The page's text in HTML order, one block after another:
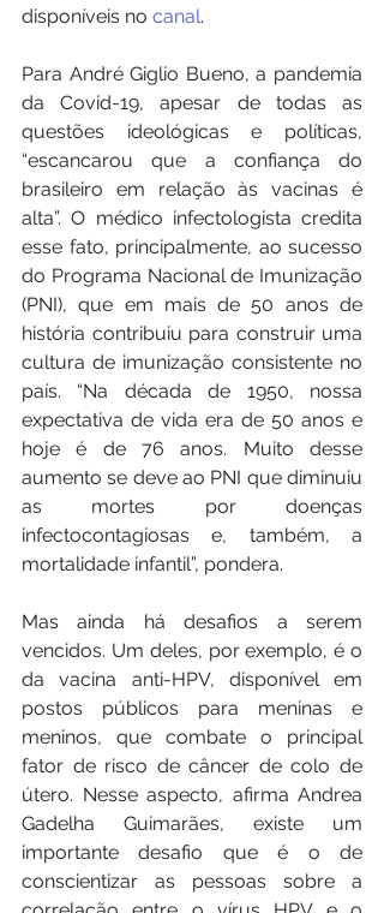
disponíveis no canal.
Para André Giglio Bueno, a pandemia
da Covid-19, apesar de todas as
questões ideológicas e políticas,
“escancarou que a confiança do
brasileiro em relação às vacinas é
alta”. O médico infectologista credita
esse fato, principalmente, ao sucesso
do Programa Nacional de Imunização
(PNI), que em mais de 50 anos de
história contribuiu para construir uma
cultura de imunização consistente no
país. “Na década de 1950, nossa
expectativa de vida era de 50 anos e
hoje é de 76 anos. Muito desse
aumento se deve ao PNI que diminuiu
as mortes por doenças
infectocontagiosas e, também, a
mortalidade infantil”, pondera.
Mas ainda há desafios a serem
vencidos. Um deles, por exemplo, é o
da vacina anti-HPV, disponível em
postos públicos para meninas e
meninos, que combate o principal
fator de risco de câncer de colo de
útero. Nesse aspecto, afirma Andrea
Gadelha Guimarães, existe um
importante desafio que é o de
conscientizar as pessoas sobre a